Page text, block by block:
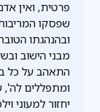
פרטית, ואין
שפסקו
ובהנהגתו
מבני הישוב
התאהב על כל
ומתפללים לה',
יחזור למעוני